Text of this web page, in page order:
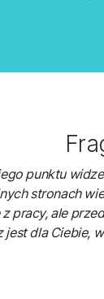
punktu
stronach
pracy, ale
dla Ciebie,